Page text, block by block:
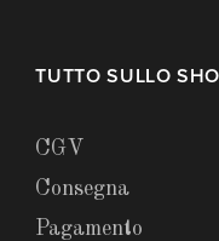
TUTTO SULLO
CGV
Consegna
Pagamento